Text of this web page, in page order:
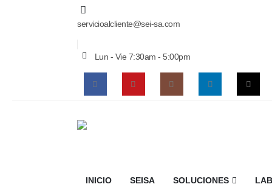
servicioalcliente@sei-sa.com
Lun - Vie 7:30am - 5:00pm
INICIO SEISA SOLUCIONES